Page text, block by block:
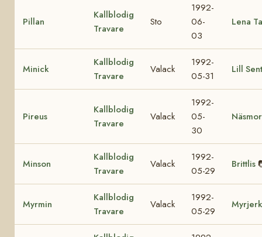
Pillan
Kallblodig
Travare
Sto
1992-
06-
03
Lena
Minick
Kallblodig
Travare
Valack
1992-
05-31
Lill
Pireus
Kallblodig
Travare
Valack
1992-
05-
30
Näsmor
Minson
Kallblodig
Travare
Valack
1992-
05-29
Brittlis
Myrmin
Kallblodig
Travare
Valack
1992-
05-29